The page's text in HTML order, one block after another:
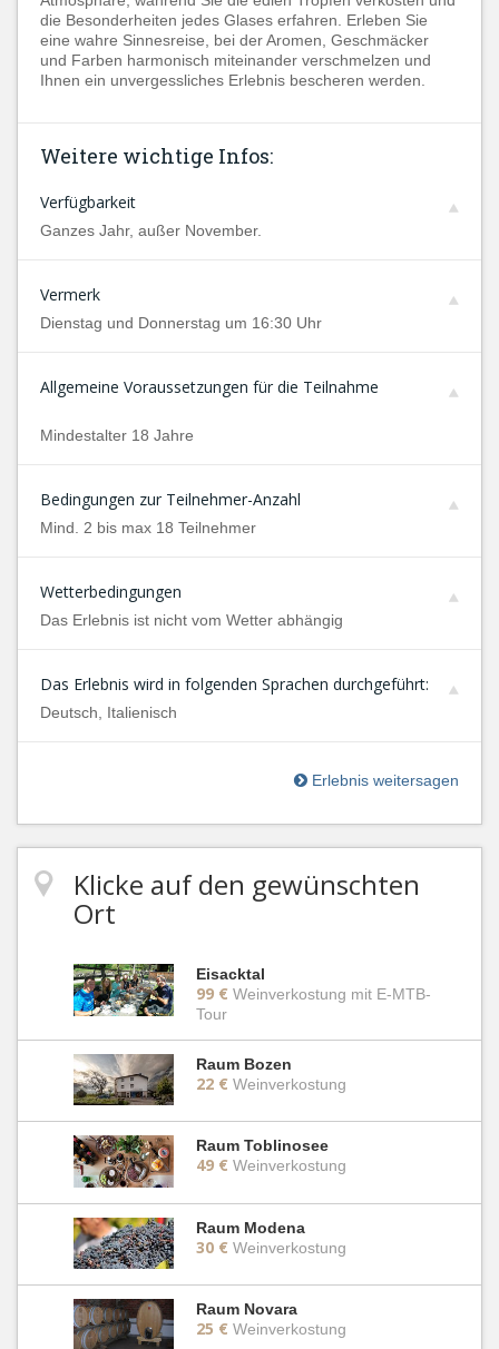
die Besonderheiten jedes Glases erfahren. Erleben Sie
eine wahre Sinnesreise, bei der Aromen, Geschmäcker
und Farben harmonisch miteinander verschmelzen und
Ihnen ein unvergessliches Erlebnis bescheren werden.
Weitere wichtige Infos:
Verfügbarkeit
Ganzes Jahr, außer November.
Vermerk
Dienstag und Donnerstag um 16:30 Uhr
Allgemeine Voraussetzungen für die Teilnahme
Mindestalter 18 Jahre
Bedingungen zur Teilnehmer-Anzahl
Mind. 2 bis max 18 Teilnehmer
Wetterbedingungen
Das Erlebnis ist nicht vom Wetter abhängig
Das Erlebnis wird in folgenden Sprachen durchgeführt:
Deutsch, Italienisch
Erlebnis weitersagen
Klicke auf den gewünschten
Ort
Eisacktal
99 € Weinverkostung mit E-MTB-
Tour
Raum Bozen
22 € Weinverkostung
Raum Toblinosee
49 € Weinverkostung
Raum Modena
30 € Weinverkostung
Raum Novara
25 € Weinverkostung